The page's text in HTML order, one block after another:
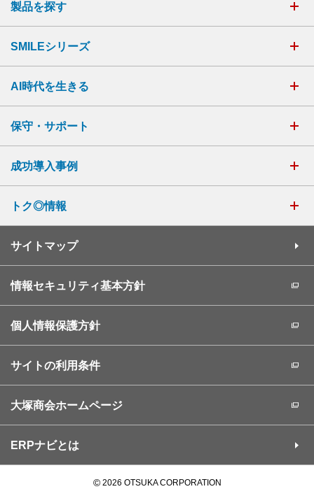
製品を探す
SMILEシリーズ
AI時代を生きる
保守・サポート
成功導入事例
トク◎情報
サイトマップ
情報セキュリティ基本方針
個人情報保護方針
サイトの利用条件
大塚商会ホームページ
ERPナビとは
©2026 OTSUKA CORPORATION